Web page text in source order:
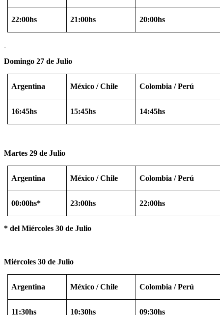
22:00hs 21:00hs 20:00hs
Domingo 27 de Julio
Argentina México/ Chile Colombia / Perú
16:45hs 15:45hs 14:45hs
Martes 29 de Julio
Argentina México/ Chile Colombia / Perú
00:00hs* 23:00hs 22:00hs
* del Miércoles 30 de Julio
Miércoles 30 de Julio
Argentina México/ Chile Colombia / Perú
11:30hs 10:30hs 09:30hs